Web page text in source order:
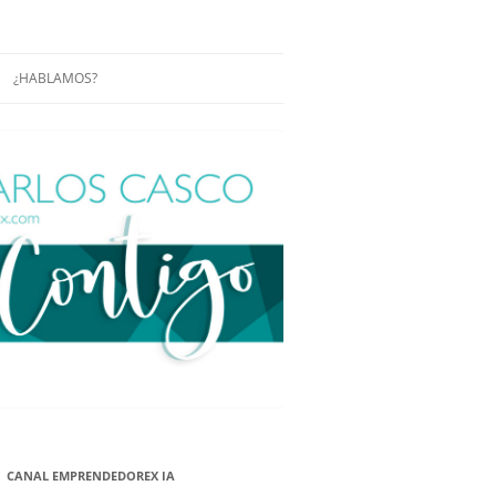
EN
DE
NUEVA
¿HABLAMOS?
CONÓCENOS UN POCO MÁS
CANAL EMPRENDEDOREX IA